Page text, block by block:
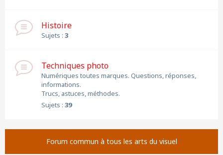
Histoire
Sujets : 3
Techniques photo
Numériques toutes marques. Questions, réponses,
informations.
Trucs, astuces, méthodes.
Sujets : 39
Forum commun à tous les arts du visuel